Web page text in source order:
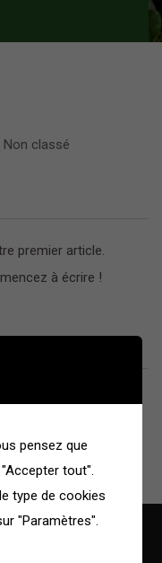
Non classé
premier article.
à écrire !
pensez que
tout".
type de cookies
"Paramètres".